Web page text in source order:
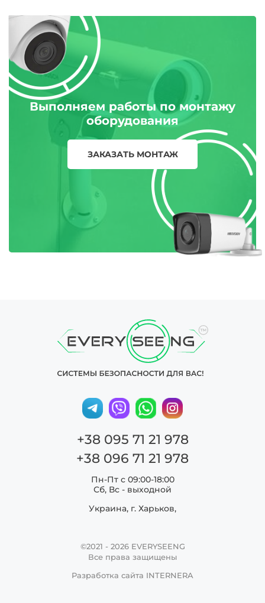
Выполняем работы по монтажу
оборудования
ЗАКАЗАТЬ МОНТАЖ
+38 095 71 21 978
+38 096 71 21 978
Пн-Пт с 09:00-18:00
Сб, Вс - выходной
Украина, г. Харьков,
©2021 - 2026 EVERYSEENG
Все права защищены
Разработка сайта INTERNERA